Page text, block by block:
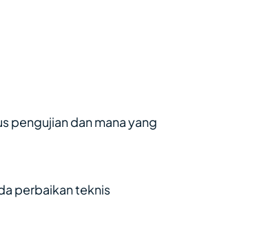
pengujian dan mana yang
perbaikan teknis